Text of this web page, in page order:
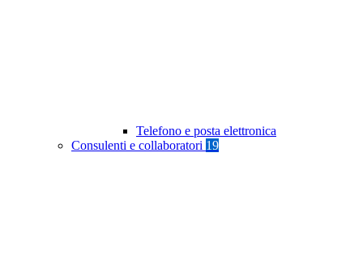
Telefono e posta elettronica
Consulenti e collaboratori 19